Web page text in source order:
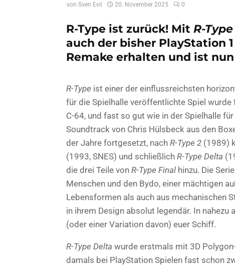
von Sven Evil 20. November 2025 0
R-Type ist zurück! Mit R-
auch der bisher PlayStation
Remake erhalten und ist
R-Type ist einer der einflussreichsten
für die Spielhalle veröffentlichte Spiel
C-64, und fast so gut wie in der Spielhalle
Soundtrack von Chris Hülsbeck aus den
der Jahre fortgesetzt, nach R-Type 2 (1989)
(1993, SNES) und schließlich R-Type Delta
die drei Teile von R-Type Final hinzu. Die
Menschen und den Bydo, einer mächtigen
Lebensformen als auch aus mechanischen
in ihrem Design absolut legendär. In
(oder einer Variation davon) euer Schiff.
R-Type Delta wurde erstmals mit 3D
damals bei PlayStation Spielen fast schon